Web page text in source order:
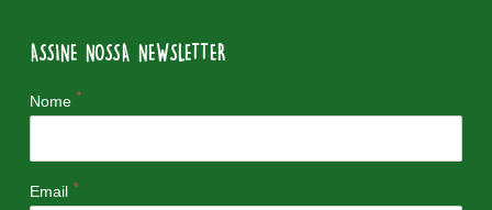
ASSINE NOSSA NEWSLETTER
Nome *
Email *